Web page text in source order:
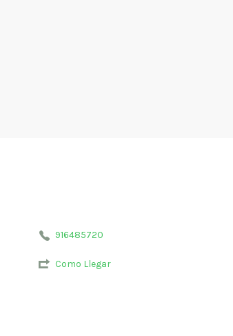
916485720
Como Llegar